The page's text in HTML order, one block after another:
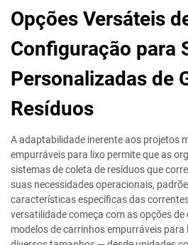
Opções Versáteis
Configuração para
Personalizadas de
Resíduos
A adaptabilidade inerente aos projetos
empurráveis para lixo permite que as
sistemas de coleta de resíduos que
suas necessidades operacionais,
características específicas das
versatilidade começa com as opções de
modelos de carrinhos empurráveis